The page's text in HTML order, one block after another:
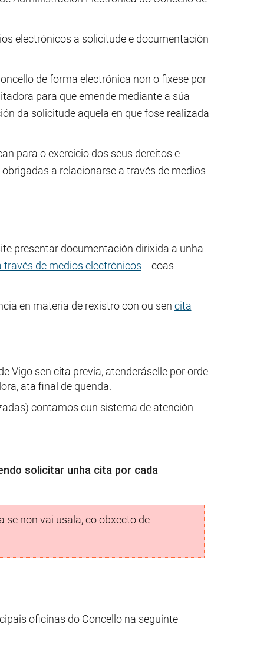
electrónicos a solicitude e documentación
de forma electrónica non o fixese por
para que emende mediante a súa
da solicitude aquela en que fose realizada
para o exercicio dos seus dereitos e
a relacionarse a través de medios
presentar documentación dirixida a unha
de medios electrónicos
coas
en materia de rexistro con ou sen cita
Vigo sen cita previa, atenderáselle por orde
ata final de quenda.
contamos cun sistema de atención
solicitar unha cita por cada
se non vai usala, co obxecto de
oficinas do Concello na seguinte